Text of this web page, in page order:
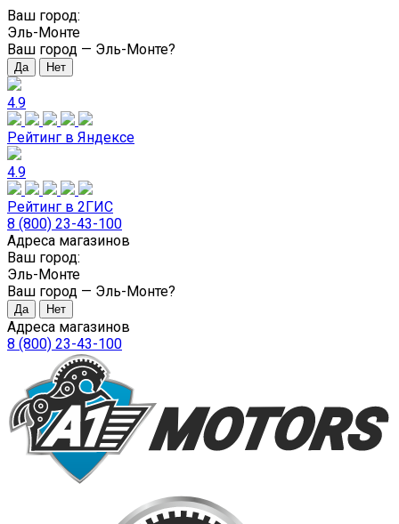
Ваш город:
Эль-Монте
Ваш город — Эль-Монте?
4.9
Рейтинг в Яндексе
4.9
Рейтинг в 2ГИС
8 (800) 23-43-100
Адреса магазинов
Ваш город:
Эль-Монте
Ваш город — Эль-Монте?
Адреса магазинов
8 (800) 23-43-100